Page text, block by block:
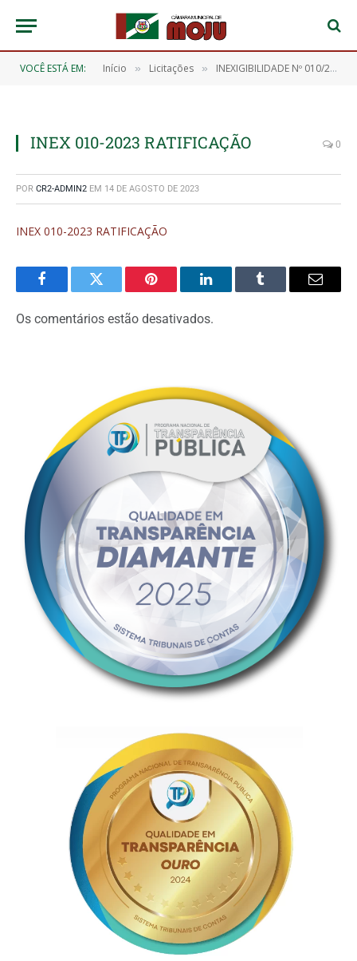
VOCÊ ESTÁ EM: Início » Licitações » INEXIGIBILIDADE Nº 010/2023-CMM-INEX (CONTRATAÇÃO DE EMPRESA PARA A PRESTAÇÃO DE SERVIÇOS DE ASSESSORIA EM DEPARTAMENTO DE RECURSOS HUMANOS, ELABORAÇÃO E ACOMPANHAMENTO DE FOLHA DE PAGAMENTO, PARA ATENDER A CÂMARA MUNICIPAL DE MOJU/PA)
INEX 010-2023 RATIFICAÇÃO 0
POR CR2-ADMIN2 EM 14 DE AGOSTO DE 2023
INEX 010-2023 RATIFICAÇÃO
FacebookTwitter Pinterest O
LinkedIn
Tumblr
E-
Os comentários estão desativados.